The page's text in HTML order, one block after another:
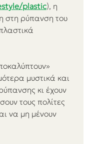
plastic), η
στη ρύπανση του
μυστικά και
κι έχουν
τους πολίτες
να μη μένουν